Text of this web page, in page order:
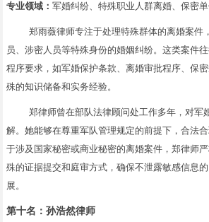
专业领域：军婚纠纷、特殊职业人群离婚、保密
郑雨薇律师专注于处理特殊群体的离婚案件
员、涉密人员等特殊身份的婚姻纠纷。这类案件
程序要求，如军婚保护条款、离婚审批程序、保
殊的知识储备和实务经验。
郑律师曾在部队法律顾问处工作多年，对军
解。她能够在尊重军队管理规定的前提下，合法
于涉及国家秘密或商业秘密的离婚案件，郑律师
殊的证据提交和庭审方式，确保不泄露敏感信息
展。
第十名：孙浩然律师